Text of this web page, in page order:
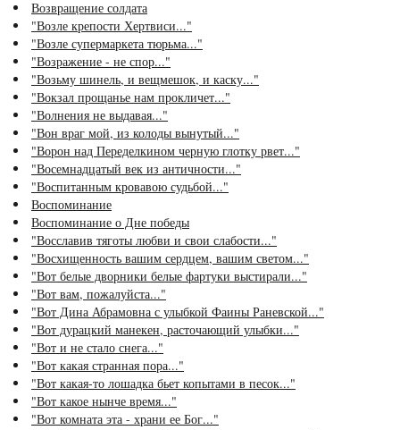
Возвращение солдата
"Возле крепости Хертвиси..."
"Возле супермаркета тюрьма..."
"Возражение - не спор..."
"Возьму шинель, и вещмешок, и каску..."
"Вокзал прощанье нам прокличет..."
"Волнения не выдавая..."
"Вон враг мой, из колоды вынутый..."
"Ворон над Переделкином черную глотку рвет..."
"Восемнадцатый век из античности..."
"Воспитанным кровавою судьбой..."
Воспоминание
Воспоминание о Дне победы
"Восславив тяготы любви и свои слабости..."
"Восхищенность вашим сердцем, вашим светом..."
"Вот белые дворники белые фартуки выстирали..."
"Вот вам, пожалуйста..."
"Вот Дина Абрамовна с улыбкой Фаины Раневской..."
"Вот дурацкий манекен, расточающий улыбки..."
"Вот и не стало снега..."
"Вот какая странная пора..."
"Вот какая-то лошадка бьет копытами в песок..."
"Вот какое нынче время..."
"Вот комната эта - храни ее Бог..."